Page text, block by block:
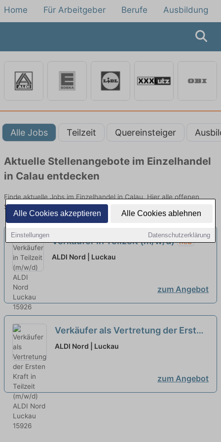
Alle Cookies akzeptieren Alle Cookies ablehnen
Einstellungen Datenschutzerklärung
Home Für Arbeitgeber Berufe Ausbildung
Alle Jobs Teilzeit Quereinsteiger
Aktuelle Stellenangebote im Einzelhandel
in Calau entdecken
Finde aktuelle Jobs im Einzelhandel in Calau. Hier alle offenen
Stellenangebote im Verkauf, Vertrieb und Handel vergleichen.
Verkäufer in Teilzeit (m/w/d) neu
ALDI Nord | Luckau
zum Angebot
Verkäufer als Vertretung der Ersten
Kraft in Teilzeit (m/w/d)
ALDI Nord | Luckau
zum Angebot